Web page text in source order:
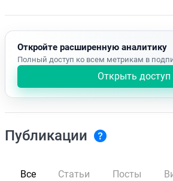
Откройте расширенную аналитику
Полный доступ ко всем метрикам в
Открыть доступ
Публикации
Все Статьи Посты